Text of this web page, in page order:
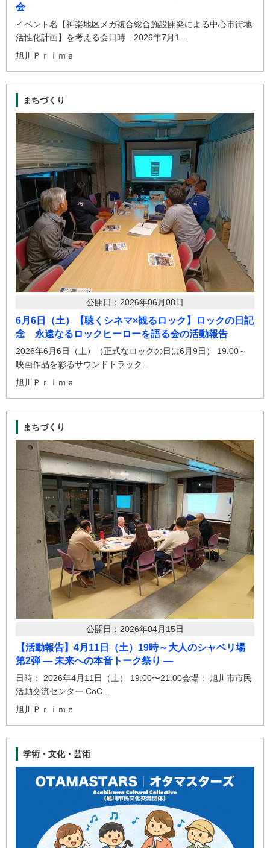
会
イベント名【神楽地区メガ複合総合施設開発による中心市街地
活性化計画】を考える会日時 2026年7月1...
旭川Ｐｒｉｍｅ
まちづくり
公開日：2026年06月08日
6月6日（土）【聴くシネマ×観るロック】ロックの日記
念 永遠なるロックヒーローを語る会の活動報告
2026年6月6日（土）（正式なロックの日は6月9日） 19:00～
映画作品を彩るサウンドトラック...
旭川Ｐｒｉｍｅ
まちづくり
公開日：2026年04月15日
【活動報告】4月11日（土）19時～大人のシャベリ場
第2弾 ― 未来への本音トーク祭り ―
日時： 2026年4月11日（土） 19:00〜21:00会場： 旭川市市民
活動交流センター CoC...
旭川Ｐｒｉｍｅ
学術・文化・芸術